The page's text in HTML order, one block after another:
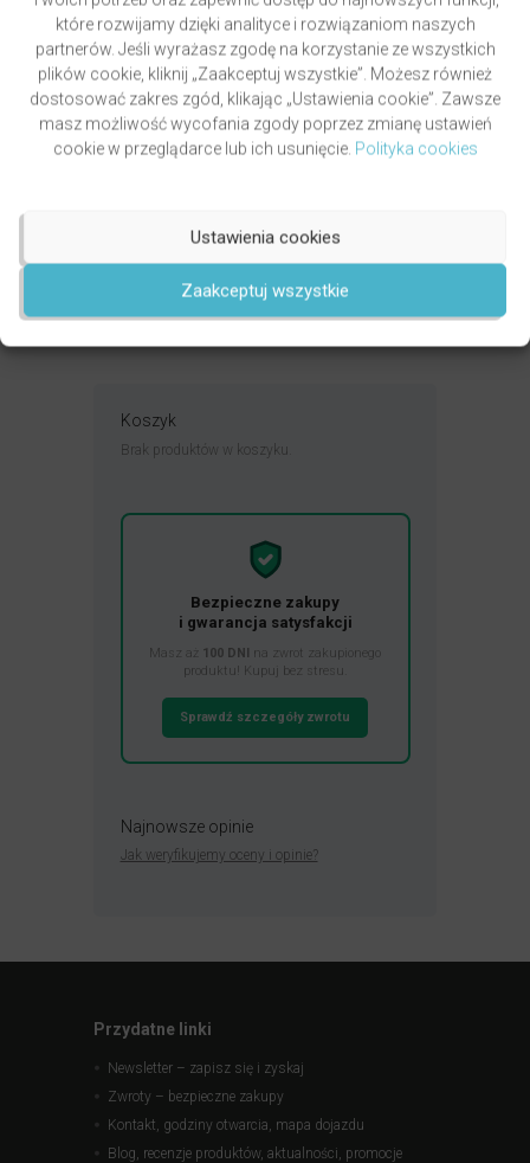
które rozwijamy dzięki analityce i rozwiązaniom naszych
partnerów. Jeśli wyrażasz zgodę na korzystanie ze wszystkich
plików cookie, kliknij „Zaakceptuj wszystkie”. Możesz również
dostosować zakres zgód, klikając „Ustawienia cookie”. Zawsze
masz możliwość wycofania zgody poprzez zmianę ustawień
cookie w przeglądarce lub ich usunięcie. Polityka cookies
Zaakceptuj wszystkie
Ustawienia cookies
na 5.
DODAJ DO KOSZYKA
Koszyk
Brak produktów w koszyku.
Bezpieczne zakupy
i gwarancja satysfakcji
Masz aż 100 DNI
na zwrot zakupionego
produktu! Kupuj bez stresu.
Sprawdź szczegóły zwrotu
Najnowsze opinie
Jak weryfikujemy oceny i opinie?
Przydatne linki
Newsletter – zapisz się i zyskaj
Zwroty – bezpieczne zakupy
Kontakt, godziny otwarcia, mapa dojazdu
Blog, recenzje produktów, aktualności, promocje